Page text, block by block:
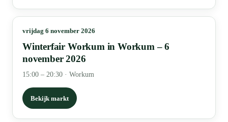
vrijdag 6 november 2026
Winterfair Workum in Workum – 6
november 2026
15:00 – 20:30 · Workum
Bekijk markt